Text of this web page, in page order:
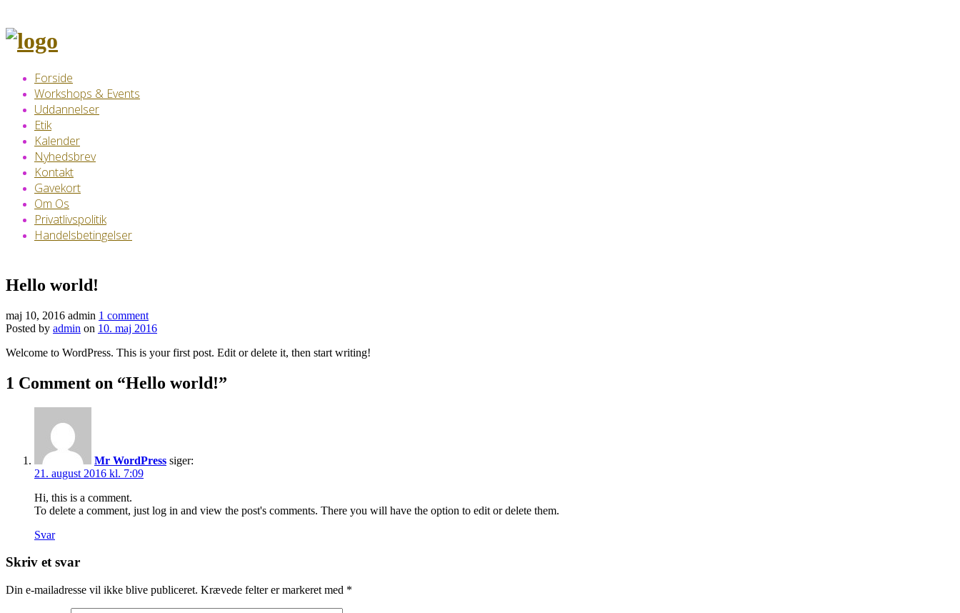
content
Forside
Workshops & Events
Uddannelser
Etik
Kalender
Nyhedsbrev
Kontakt
Gavekort
Om Os
Privatlivspolitik
Handelsbetingelser
Hello world!
maj 10, 2016 admin 1 comment
Posted by admin on 10. maj 2016
Welcome to WordPress. This is your first post. Edit or delete it, then start writing!
1 Comment on “Hello world!”
Mr WordPress siger:
21. august 2016 kl. 7:09
Hi, this is a comment.
To delete a comment, just log in and view the post's comments. There you will have the option to edit or delete them.
Svar
Skriv et svar
Din e-mailadresse vil ikke blive publiceret. Krævede felter er markeret med *